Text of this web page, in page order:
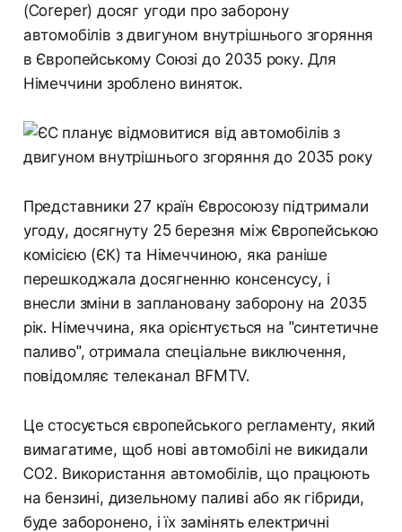
(Coreper) досяг угоди про заборону
автомобілів з двигуном внутрішнього згоряння
в Європейському Союзі до 2035 року. Для
Німеччини зроблено виняток.
Представники 27 країн Євросоюзу підтримали
угоду, досягнуту 25 березня між Європейською
комісією (ЄК) та Німеччиною, яка раніше
перешкоджала досягненню консенсусу, і
внесли зміни в заплановану заборону на 2035
рік. Німеччина, яка орієнтується на "синтетичне
паливо", отримала спеціальне виключення,
повідомляє телеканал BFMTV.
Це стосується європейського регламенту, який
вимагатиме, щоб нові автомобілі не викидали
CO2. Використання автомобілів, що працюють
на бензині, дизельному паливі або як гібриди,
буде заборонено, і їх замінять електричні